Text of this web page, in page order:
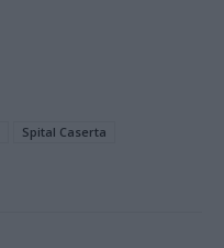
Spital Caserta